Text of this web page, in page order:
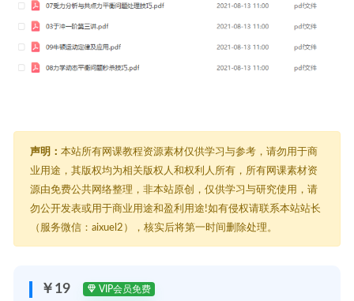
声明： 本站所有网课教程资源素材仅供学习与参考，请勿用于商
业用途，其版权均为相关版权人和权利人所有，所有网课素材资
源由免费公共网络整理，非本站原创，仅供学习与研究使用，请
勿公开发表或用于商业用途和盈利用途!如有侵权请联系本站站长
（服务微信：aixuel2），核实后将第一时间删除处理。
￥19 VIP会员免费